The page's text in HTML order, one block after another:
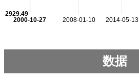
2008-01-10 2014-05-13
2000-10-27
2929.49
数据